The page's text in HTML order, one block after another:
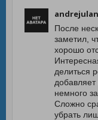
andrejulan
После
заметил,
хорошо
делиться
немного
Сложно
убрать